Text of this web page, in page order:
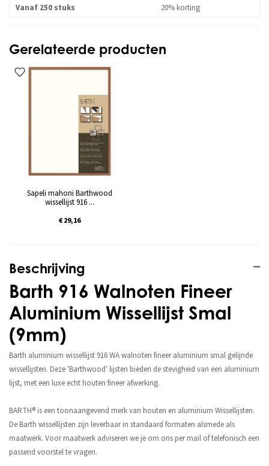
Vanaf 250 stuks
20% korting
Beschrijving
Barth 916 Walnoten Fineer
Aluminium Wissellijst Smal
(9mm)
Barth aluminium wissellijst 916 WA walnoten fineer aluminium smal gelijnde
wissellijsten. Deze 'Barthwood' lijsten bieden de stevigheid van een aluminium
lijst, met een luxe echt houten fineer afwerking.
BARTH® is een toonaangevend merk van houten en aluminium Wissellijsten.
De Barth wissellijsten zijn leverbaar in standaard formaten alsmede als
maatwerk. Voor maatwerk adviseren we je om ons per mail of telefonisch een
passend voorstel te vragen.
Gerelateerde producten
Sapeli mahoni Barthwood
wissellijst 916 ...
€ 29,16